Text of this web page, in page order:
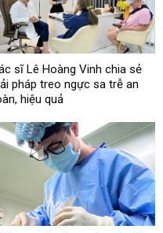
sĩ Lê Hoàng Vinh chia sẻ
pháp treo ngực sa trễ an
hiệu quả